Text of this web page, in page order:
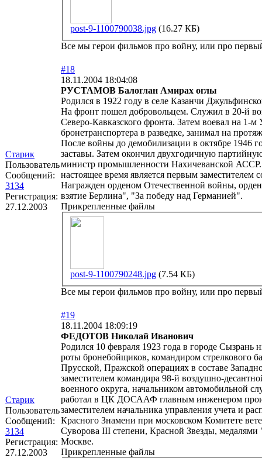
post-9-1100790038.jpg (16.27 КБ)
Все мы герои фильмов про войну, или про
Старик
Пользователь
Сообщений:
3134
Регистрация:
27.12.2003
#18
18.11.2004 18:04:08
РУСТАМОВ Балоглан Амирах оглы
Родился в 1922 году в селе Казанчи
На фронт пошел добровольцем. Служил в 20-й
Северо-Кавказского фронта. Затем воевал на 1-
бронетранспортера в разведке, занимал на
После войны до демобилизации в октябре 1946
заставы. Затем окончил двухгодичную
министр промышленности Нахичеванской АССР.
настоящее время является первым заместителем
Награжден орденом Отечественной войны,
взятие Берлина", "За победу над Германией".
Прикрепленные файлы
post-9-1100790248.jpg (7.54 КБ)
Все мы герои фильмов про войну, или про
Старик
Пользователь
Сообщений:
3134
Регистрация:
27.12.2003
#19
18.11.2004 18:09:19
ФЕДОТОВ Николай Иванович
Родился 10 февраля 1923 года в городе
роты бронебойщиков, командиром стрелкового
Прусской, Пражской операциях в составе
заместителем командира 98-й воздушно-
военного округа, начальником автомобильной
работал в ЦК ДОСААФ главным инженером
заместителем начальника управления учета и
Красного Знамени при московском Комитете
Суворова III степени, Красной Звезды,
Москве.
Прикрепленные файлы